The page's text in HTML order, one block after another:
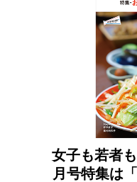
女子も若者
月号特集は